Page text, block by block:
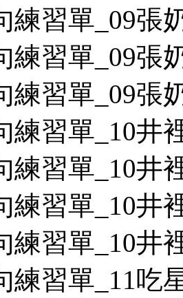
練習單_09張
練習單_09張
練習單_09張
練習單_10井
練習單_10井
練習單_10井
練習單_10井
練習單_11吃